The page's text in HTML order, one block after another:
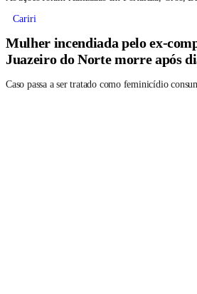
Cariri
Mulher incendiada pelo ex-
Juazeiro do Norte morre após
Caso passa a ser tratado como feminicídio